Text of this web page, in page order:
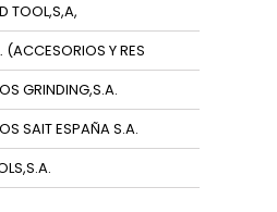
TOOL,S,A,
(ACCESORIOS Y RES
GRINDING,S.A.
SAIT ESPAÑA S.A.